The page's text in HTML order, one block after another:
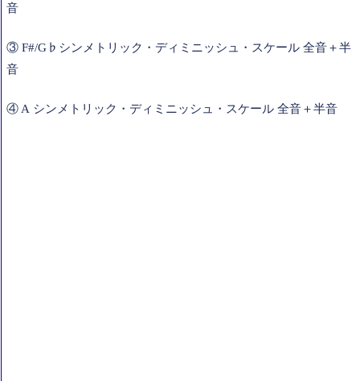
音
③ F#/G♭シンメトリック・ディミニッシュ・スケール 全音＋半
音
④ A シンメトリック・ディミニッシュ・スケール 全音＋半音